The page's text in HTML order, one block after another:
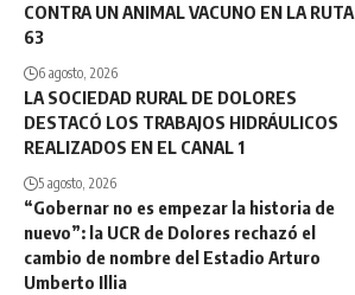
CONTRA UN ANIMAL VACUNO EN LA RUTA
63
6 agosto, 2026
LA SOCIEDAD RURAL DE DOLORES
DESTACÓ LOS TRABAJOS HIDRÁULICOS
REALIZADOS EN EL CANAL 1
5 agosto, 2026
“Gobernar no es empezar la historia de
nuevo”: la UCR de Dolores rechazó el
cambio de nombre del Estadio Arturo
Umberto Illia